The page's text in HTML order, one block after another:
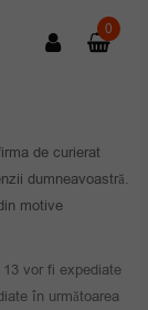
0
de curierat
dumneavoastră.
motive
vor fi expediate
în următoarea